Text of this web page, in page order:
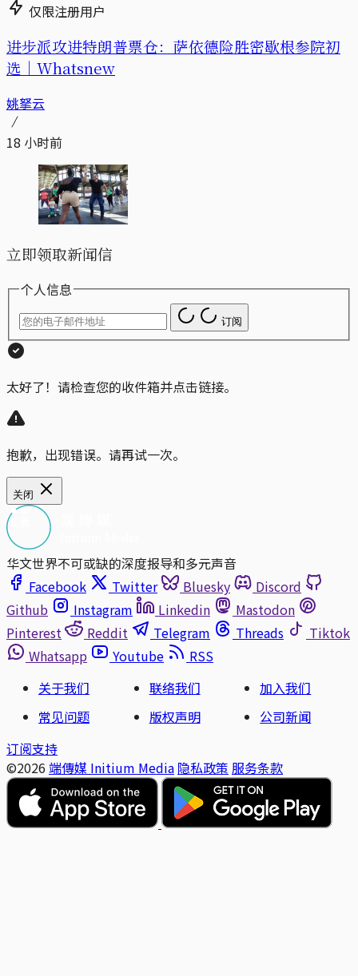
仅限注册用户
进步派攻进特朗普票仓：萨依德险胜密歇根参院初
选｜Whatsnew
姚拏云
18 小时前
立即领取新闻信
个人信息
订阅
太好了！请检查您的收件箱并点击链接。
抱歉，出现错误。请再试一次。
关闭
华文世界不可或缺的深度报导和多元声音
Facebook
Twitter Bluesky
Discord
Github
Instagram Linkedin
Mastodon
Pinterest
Reddit Telegram Threads
Tiktok
Whatsapp
Youtube
RSS
关于我们
联络我们
加入我们
常见问题
版权声明
公司新闻
订阅支持
©2026 端傳媒 Initium Media 隐私政策 服务条款